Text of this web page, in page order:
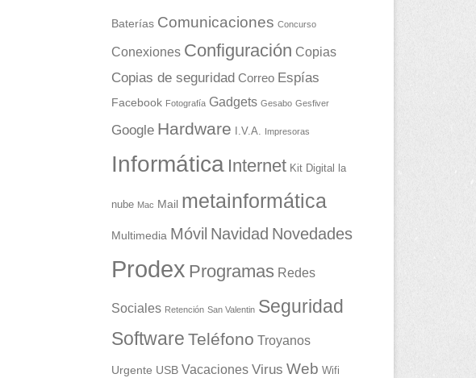
Baterías Comunicaciones Concurso
Conexiones Configuración Copias
Copias de seguridad Correo Espías
Facebook Fotografía Gadgets Gesabo Gesfiver
Google Hardware I.V.A. Impresoras
Informática Internet Kit Digital la
nube Mac Mail metainformática
Multimedia Móvil Navidad Novedades
Prodex Programas Redes
Sociales Retención San Valentin Seguridad
Software Teléfono Troyanos
Urgente USB Vacaciones Virus Web Wifi